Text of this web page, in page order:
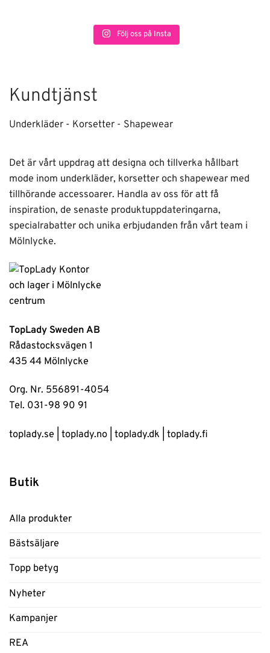
Följ oss på Insta
Kundtjänst
Underkläder - Korsetter - Shapewear
Det är vårt uppdrag att designa och tillverka hållbart
mode inom underkläder, korsetter och shapewear med
tillhörande accessoarer. Handla av oss för att få
inspiration, de senaste produktuppdateringarna,
specialrabatter och unika erbjudanden från vårt team i
Mölnlycke.
TopLady Sweden AB
Rådastocksvägen 1
435 44 Mölnlycke
Org. Nr. 556891-4054
Tel. 031-98 90 91
toplady.se toplady.no toplady.dk toplady.fi
Butik
Alla produkter
Bästsäljare
Topp betyg
Nyheter
Kampanjer
REA